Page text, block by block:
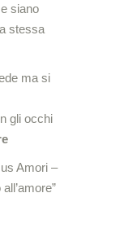
siano
stessa
ma si
gli occhi
Amori –